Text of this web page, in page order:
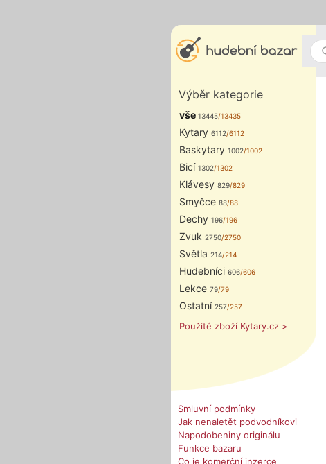
Výběr kategorie
vše 13445/13435
Kytary 6112/6112
Baskytary 1002/1002
Bicí 1302/1302
Klávesy 829/829
Smyčce 88/88
Dechy 196/196
Zvuk 2750/2750
Světla 214/214
Hudebníci 606/606
Lekce 79/79
Ostatní 257/257
Použité zboží Kytary.cz >
Smluvní podmínky
Jak nenaletět podvodníkovi
Napodobeniny originálu
Funkce bazaru
Co je komerční inzerce